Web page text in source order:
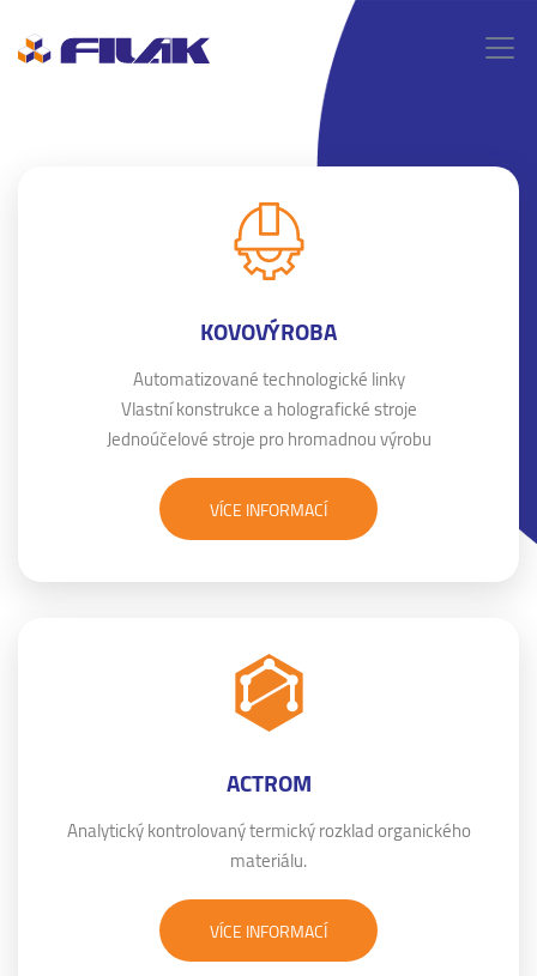
KOVOVÝROBA
Automatizované technologické linky
Vlastní konstrukce a holografické stroje
Jednoúčelové stroje pro hromadnou výrobu
VÍCE INFORMACÍ
ACTROM
Analytický kontrolovaný termický rozklad organického
materiálu.
VÍCE INFORMACÍ